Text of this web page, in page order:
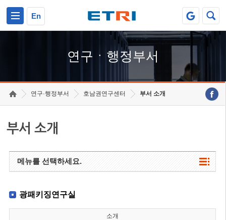
En
연구ㆍ행정부서
연구·행정부서 호남권연구센터 부서 소개
부서 소개
메뉴를 선택하세요.
광패키징연구실
소개